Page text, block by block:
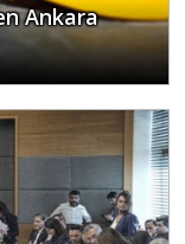
Ankara